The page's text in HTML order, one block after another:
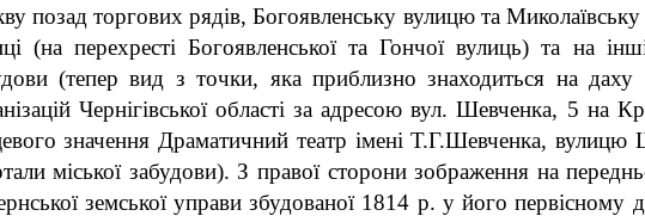
позад торгових рядів, Богоявленську вулицю та Миколаївську
(на перехресті Богоявленської та Гончої вулиць) та на
(тепер вид з точки, яка приблизно знаходиться на даху
Чернігівської області за адресою вул. Шевченка, 5 на
значення Драматичний театр імені Т.Г.Шевченка, вулицю
міської забудови). З правої сторони зображення на
земської управи збудованої 1814 р. у його